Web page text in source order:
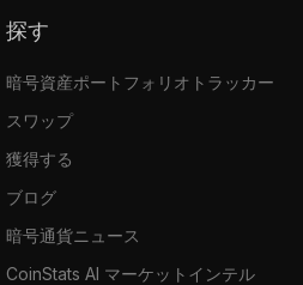
探す
暗号資産ポートフォリオトラッカー
スワップ
獲得する
ブログ
暗号通貨ニュース
CoinStats AI マーケットインテル